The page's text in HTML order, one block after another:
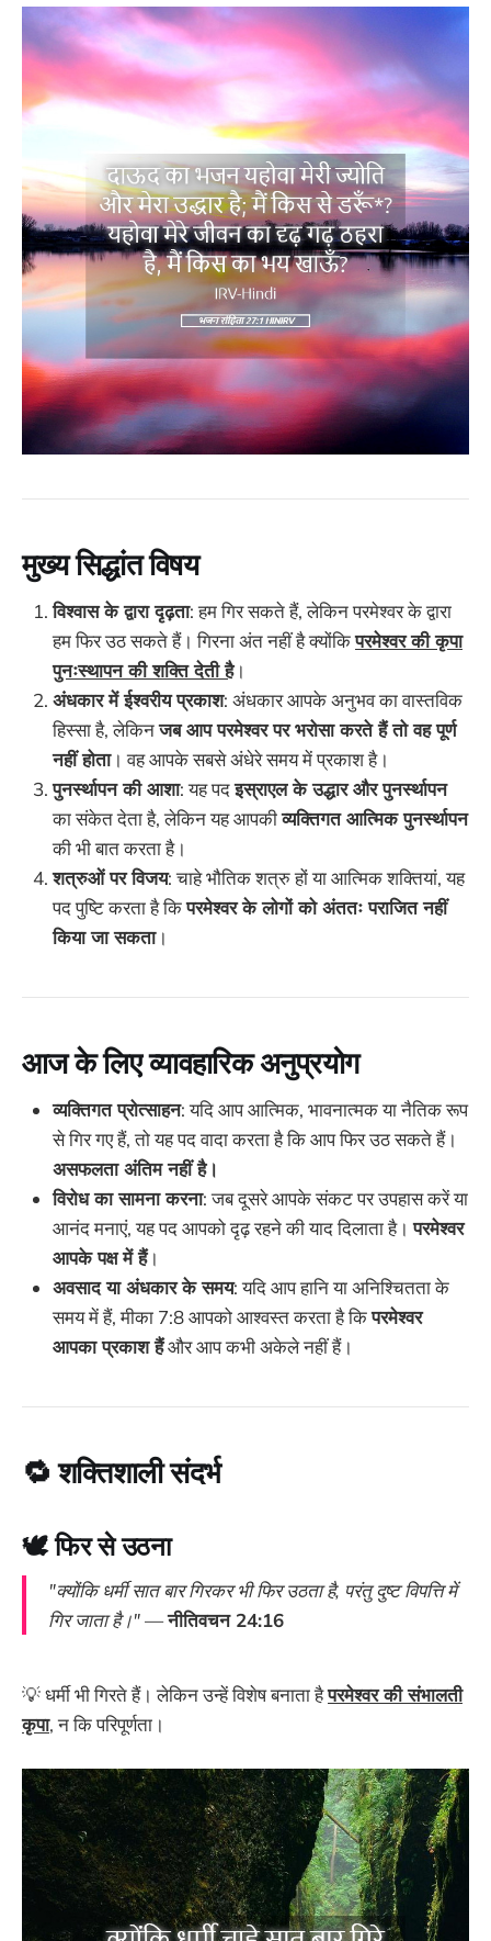
मुख्य सिद्धांत विषय
विश्वास के द्वारा दृढ़ता: हम गिर सकते हैं, लेकिन परमेश्वर के द्वारा
हम फिर उठ सकते हैं। गिरना अंत नहीं है क्योंकिपरमेश्वर की कृपा
पुनःस्थापन की शक्ति देती है।
अंधकार में ईश्वरीय प्रकाश: अंधकार आपके अनुभव का वास्तविक
हिस्सा है, लेकिनजब आप परमेश्वर पर भरोसा करते हैं तो वह पूर्ण
नहीं होता। वह आपके सबसे अंधेरे समय में प्रकाश है।
पुनर्स्थापन की आशा: यह पदइस्राएल के उद्धार और पुनर्स्थापन
का संकेत देता है, लेकिन यह आपकीव्यक्तिगत आत्मिक पुनर्स्थापन
की भी बात करता है।
शत्रुओं पर विजय: चाहे भौतिक शत्रु हों या आत्मिक शक्तियां, यह
पद पुष्टि करता है किपरमेश्वर के लोगों को अंततः पराजित नहीं
किया जा सकता।
आज के लिए व्यावहारिक अनुप्रयोग
व्यक्तिगत प्रोत्साहन: यदि आप आत्मिक, भावनात्मक या नैतिक रूप
से गिर गए हैं, तो यह पद वादा करता है कि आप फिर उठ सकते हैं।
असफलता अंतिम नहीं है।
विरोध का सामना करना: जब दूसरे आपके संकट पर उपहास करें या
आनंद मनाएं, यह पद आपको दृढ़ रहने की याद दिलाता है।परमेश्वर
आपके पक्ष में हैं।
अवसाद या अंधकार के समय: यदि आप हानि या अनिश्चितता के
समय में हैं, मीका 7:8 आपको आश्वस्त करता है किपरमेश्वर
आपका प्रकाश हैंऔर आप कभी अकेले नहीं हैं।
🔁शक्तिशाली संदर्भ
🕊फिर से उठना
"क्योंकि धर्मी सात बार गिरकर भी फिर उठता है, परंतु दुष्ट विपत्ति में
गिर जाता है।"—नीतिवचन 24:16
💡 धर्मी भी गिरते हैं। लेकिन उन्हें विशेष बनाता हैपरमेश्वर की संभालती
कृपा, न कि परिपूर्णता।